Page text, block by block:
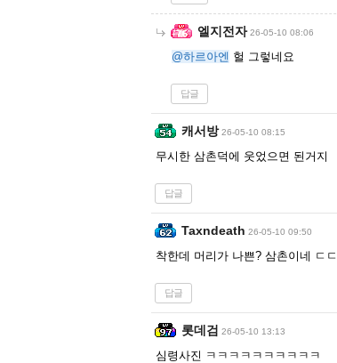
엘지전자 26-05-10 08:06
@하르아엔 헐 그렇네요
답글
캐서방 26-05-10 08:15
무시한 삼촌덕에 웃었으면 된거지
답글
Taxndeath 26-05-10 09:50
착한데 머리가 나쁜? 삼촌이네 ㄷㄷ
답글
롯데검 26-05-10 13:13
심령사진 ㅋㅋㅋㅋㅋㅋㅋㅋㅋㅋ